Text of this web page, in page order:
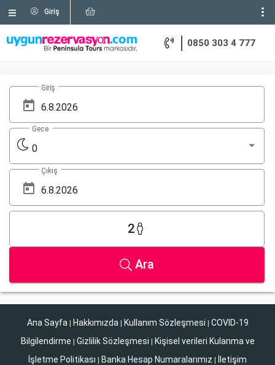
Giriş
0850 303 4 777
Giriş
0
Gece
Çıkış
2
Ara
Ana Sayfa | Hakkımızda | Kullanım Sözleşmesi | COVID-19
Bilgilendirme | Gizlilik Sözleşmesi | Kişisel verileri Kulanma ve
İşletme Politikası | Banka Hesap Numaralarımız | İletişim